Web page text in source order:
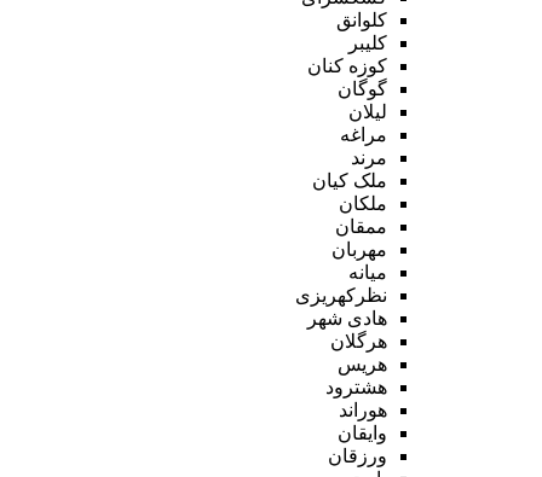
کلوانق
کلیبر
کوزه کنان
گوگان
لیلان
مراغه
مرند
ملک کیان
ملکان
ممقان
مهربان
میانه
نظرکهریزی
هادی شهر
هرگلان
هریس
هشترود
هوراند
وایقان
ورزقان